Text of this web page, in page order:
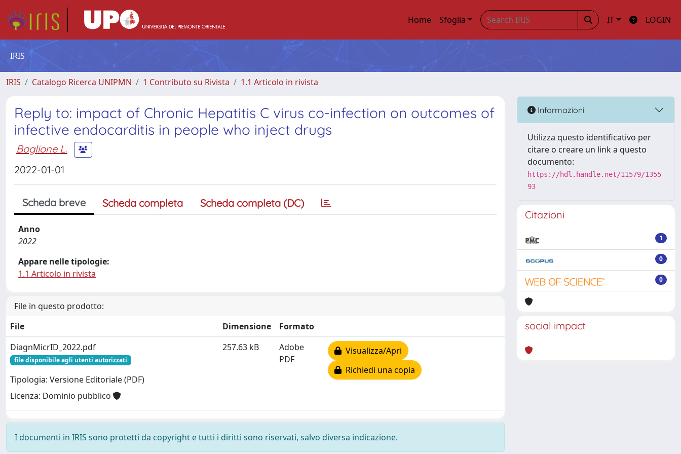
Home Sfoglia IT LOGIN
IRIS
IRIS Catalogo Ricerca UNIPMN 1 Contributo su Rivista 1.1 Articolo in rivista
Reply to: impact of Chronic Hepatitis C virus co-infection on outcomes of
infective endocarditis in people who inject drugs
Boglione L.
2022-01-01
Scheda breve Scheda completa Scheda completa (DC)
Anno
2022
Appare nelle tipologie:
1.1 Articolo in rivista
File in questo prodotto:
File
Dimensione
Formato
DiagnMicrID_2022.pdf
file disponibile agli utenti autorizzati
Tipologia: Versione Editoriale (PDF)
Licenza: Dominio pubblico
257.63 kB
Adobe
PDF
Visualizza/Apri
Richiedi una copia
I documenti in IRIS sono protetti da copyright e tutti i diritti sono riservati, salvo diversa indicazione.
Informazioni
Utilizza questo identificativo per
citare o creare un link a questo
documento:
https://hdl.handle.net/11579/1355
93
Citazioni
1
0
0
social impact